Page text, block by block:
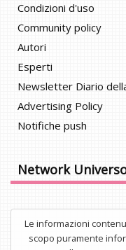
Condizioni d'uso
Community policy
Autori
Esperti
Newsletter Diario
Advertising Policy
Notifiche push
Network
Le informazioni
scopo puramente